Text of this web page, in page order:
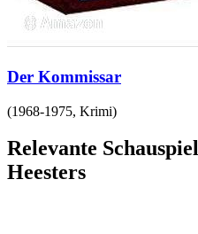
Der Kommissar
(1968-1975, Krimi)
Relevante
Heesters